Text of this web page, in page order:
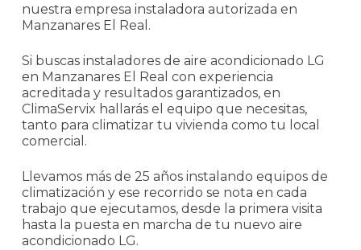
nuestra empresa instaladora autorizada en
Manzanares El Real.
Si buscas instaladores de aire acondicionado LG
en Manzanares El Real con experiencia
acreditada y resultados garantizados, en
ClimaServix hallarás el equipo que necesitas,
tanto para climatizar tu vivienda como tu local
comercial.
Llevamos más de 25 años instalando equipos de
climatización y ese recorrido se nota en cada
trabajo que ejecutamos, desde la primera visita
hasta la puesta en marcha de tu nuevo aire
acondicionado LG.